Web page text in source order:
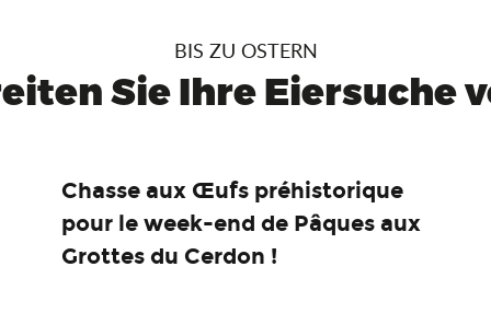
BIS ZU OSTERN
Sie Ihre Eiersuche
Chasse aux Œufs préhistorique
pour le week-end de Pâques aux
Grottes du Cerdon !